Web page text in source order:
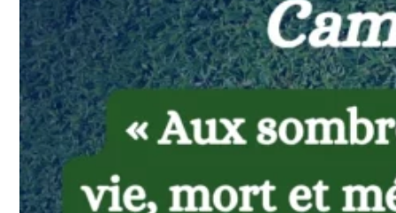
Critique d’ouvrages publiés
Culture